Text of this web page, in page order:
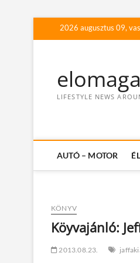
2026 augusztus 09,
LIFESTYLE NEWS
AUTÓ – MOTOR
KÖNYV
Köyvajánló:
2013.08.23.